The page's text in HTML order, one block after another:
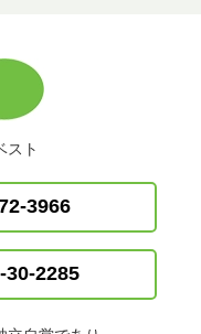
スト
3966
30-2285